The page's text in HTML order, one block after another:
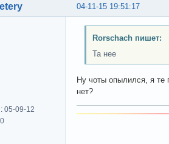
04-11-15 19:51:17
05-09-12
Rorschach пишет:
Та нее
Ну чоты опылился, я те
нет?